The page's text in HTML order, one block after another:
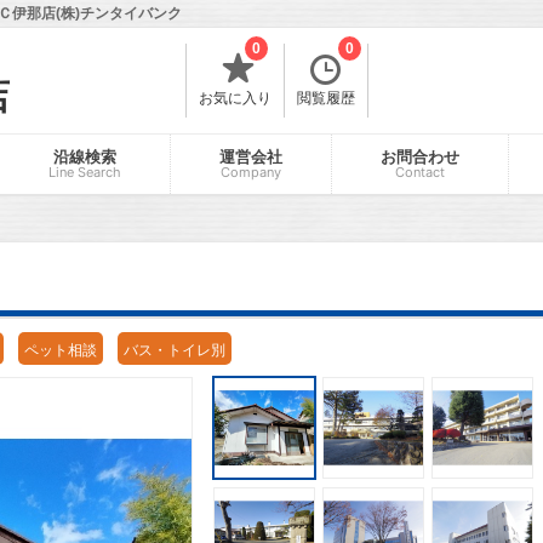
伊那店(株)チンタイバンク
お気に入り
0
閲覧履歴
0
沿線検索
Line Search
運営会社
Company
お問合わせ
Contact
ペット相談 バス・トイレ別